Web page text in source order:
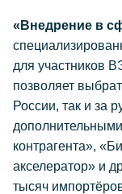
«Внедрение в
для участников
позволяет
России, так и за
контрагента»,
акселератор» и
тысяч